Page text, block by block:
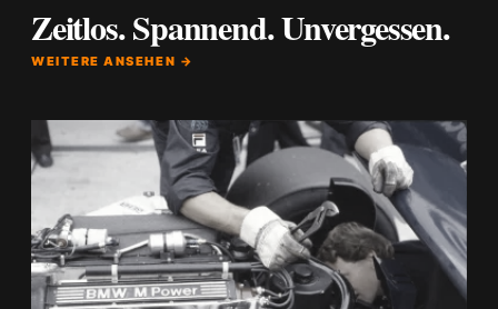
Zeitlos. Spannend. Unvergessen.
WEITERE ANSEHEN →